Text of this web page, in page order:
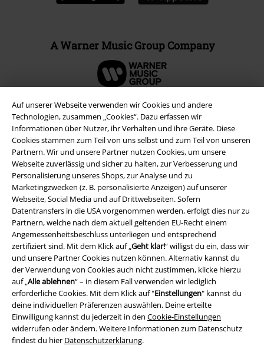
Auf unserer Webseite verwenden wir Cookies und andere
Technologien, zusammen „Cookies“. Dazu erfassen wir
Informationen über Nutzer, ihr Verhalten und ihre Geräte. Diese
Cookies stammen zum Teil von uns selbst und zum Teil von unseren
Partnern. Wir und unsere Partner nutzen Cookies, um unsere
Webseite zuverlässig und sicher zu halten, zur Verbesserung und
Personalisierung unseres Shops, zur Analyse und zu
Marketingzwecken (z. B. personalisierte Anzeigen) auf unserer
Webseite, Social Media und auf Drittwebseiten. Sofern
Datentransfers in die USA vorgenommen werden, erfolgt dies nur zu
Partnern, welche nach dem aktuell geltenden EU-Recht einem
Angemessenheitsbeschluss unterliegen und entsprechend
zertifiziert sind. Mit dem Klick auf „Geht klar!“ willigst du ein, dass wir
und unsere Partner Cookies nutzen können. Alternativ kannst du
der Verwendung von Cookies auch nicht zustimmen, klicke hierzu
auf „Alle ablehnen“ – in diesem Fall verwenden wir lediglich
erforderliche Cookies. Mit dem Klick auf "Einstellungen" kannst du
deine individuellen Präferenzen auswählen. Deine erteilte
Einwilligung kannst du jederzeit in den Cookie-Einstellungen
widerrufen oder ändern. Weitere Informationen zum Datenschutz
findest du hier Datenschutzerklärung.
A Warner Music Group Company
Rechtliches
AGB
Impressum
Datenschutz
Entsorgung und Umweltschutz
Konformitätserklärung